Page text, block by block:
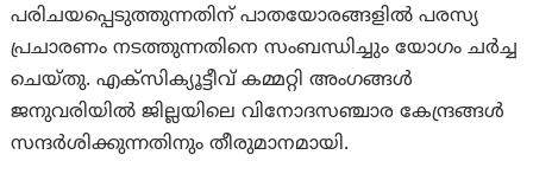
പരിചയപ്പെടുത്തുന്നതിന് പാതയോരങ്ങളില്‍ പരസ്യ
പ്രചാരണം നടത്തുന്നതിനെ സംബന്ധിച്ചും യോഗം ചര്‍ച്ച
ചെയ്തു. എക്‌സിക്യൂട്ടീവ് കമ്മറ്റി അംഗങ്ങള്‍
ജനുവരിയില്‍ ജില്ലയിലെ വിനോദസഞ്ചാര കേന്ദ്രങ്ങള്‍
സന്ദര്‍ശിക്കുന്നതിനും തീരുമാനമായി.